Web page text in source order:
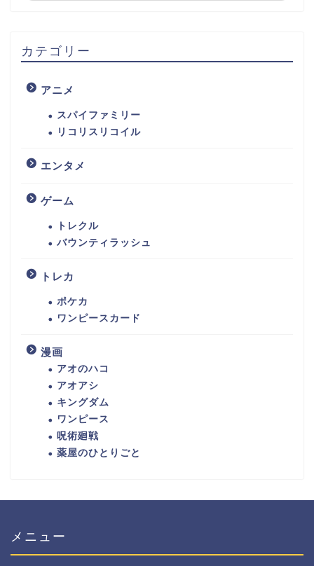
カテゴリー
アニメ
スパイファミリー
リコリスリコイル
エンタメ
ゲーム
トレクル
バウンティラッシュ
トレカ
ポケカ
ワンピースカード
漫画
アオのハコ
アオアシ
キングダム
ワンピース
呪術廻戦
薬屋のひとりごと
メニュー